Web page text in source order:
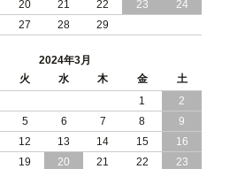
群 ！ ブラックボディ の 日本製 チェス
ト ベッド
おすすめ 大人女子 に 大人気 の 清楚で
可愛い オールホワイト 引き出し 付 大
容量 収納 チェスト ベッド 日本製
敷き布団 が使える 頑丈設計 ！ 棚 コン
セント 付き ！ 安心 の 国産 チェスト （
引き出し ）収納 ベッド
20 21 22 23
24
27 28 29
2024年3月
火 水 木 金
土
1
2
5 6 7 8
9
12 13 14 15
16
19 20 21 22
23